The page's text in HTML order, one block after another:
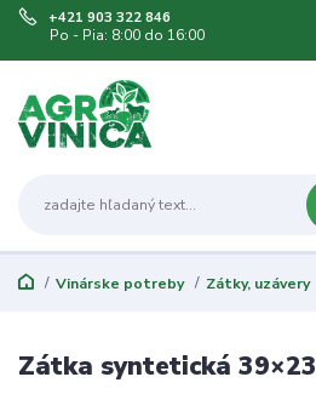
+421 903 322 846
Po - Pia: 8:00 do 16:00
Vinárske potreby Zátky, uzávery
Zátka syntetická 39×23